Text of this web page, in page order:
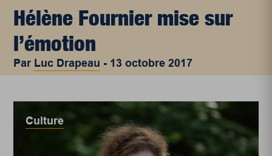
Hélène Fournier mise sur
l’émotion
Par Luc Drapeau - 13 octobre 2017
Culture